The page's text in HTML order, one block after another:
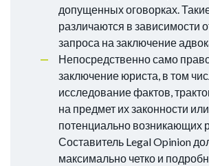
допущенных оговорках.
различаются в зависимости
запроса на заключение
Непосредственно само
заключение юриста, в том
исследование фактов,
на предмет их законности или
потенциально возникающих
Составитель Legal Opinion
максимально четко и